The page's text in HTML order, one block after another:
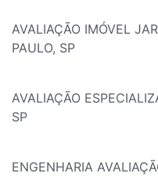
AVALIAÇÃO IMÓVEL
PAULO, SP
AVALIAÇÃO
SP
ENGENHARIA